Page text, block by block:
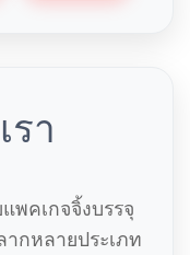
า
พคเกจจิ้งบรรจุ
กหลายประเภท